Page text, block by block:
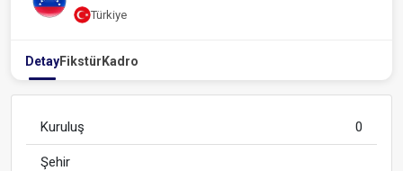
Türkiye
DetayFikstür Kadro
Kuruluş 0
Şehir